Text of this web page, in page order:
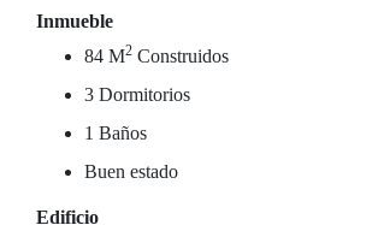
Inmueble
84 M2 Construidos
3 Dormitorios
1 Baños
Buen estado
Edificio